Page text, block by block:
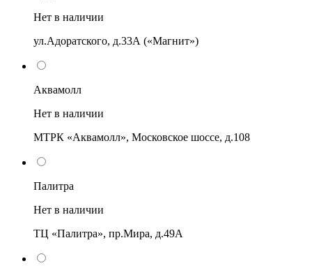
Нет в наличии
ул.Адоратского, д.33А («Магнит»)
Аквамолл
Нет в наличии
МТРК «Аквамолл», Московское шоссе, д.108
Палитра
Нет в наличии
ТЦ «Палитра», пр.Мира, д.49А